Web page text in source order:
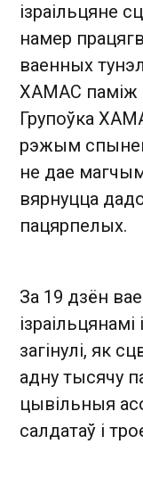
ізраільцяне
намер
ваенных
ХАМАС паміж
Групоўка
рэжым
не дае
вярнуцца
пацярпелых.
За 19 дзён
загінулі, як
адну тысячу
цывільныя
салдатаў і